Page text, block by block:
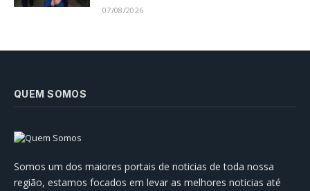
07/08/2026
QUEM SOMOS
Somos um dos maiores portais de noticias de toda nossa
região, estamos focados em levar as melhores noticias até